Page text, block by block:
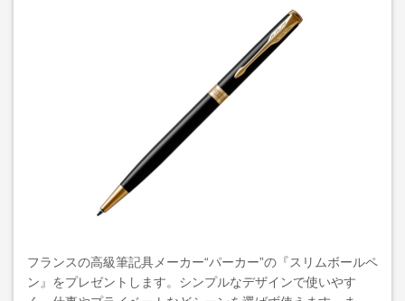
フランスの高級筆記具メーカー“パーカー”の『スリムボールペ
ン』をプレゼントします。シンプルなデザインで使いやす